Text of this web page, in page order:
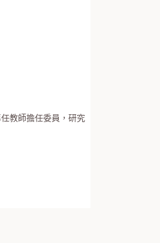
教師擔任委員，研究